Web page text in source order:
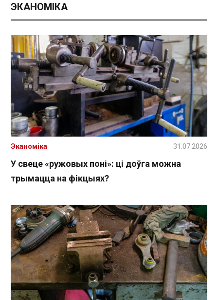
ЭКАНОМІКА
У свеце «ружовых поні»: ці доўга можна
трымацца на фікцыях?
Эканоміка 31.07.2026